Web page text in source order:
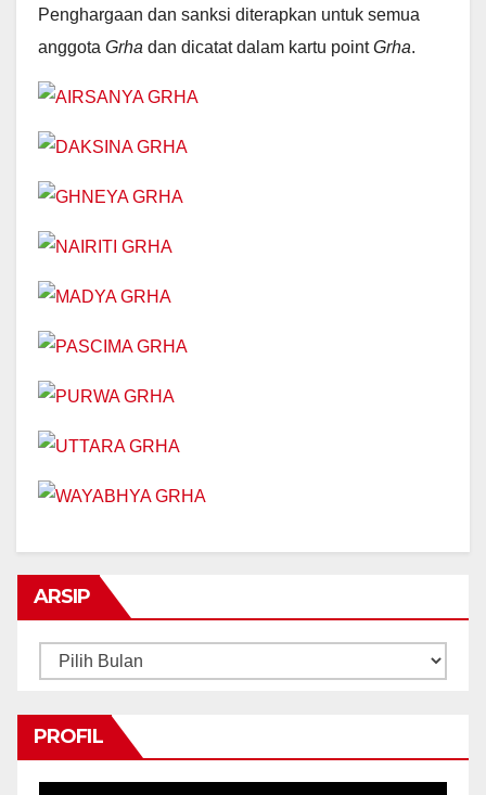
Penghargaan dan sanksi diterapkan untuk semua
anggota Grha dan dicatat dalam kartu pointGrha.
ARSIP
Arsip
PROFIL